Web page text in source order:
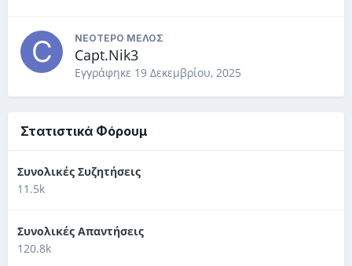
ΝΕΌΤΕΡΟ ΜΈΛΟΣ
Capt.Nik3
Εγγράφηκε 19 Δεκεμβρίου, 2025
Στατιστικά Φόρουμ
Συνολικές Συζητήσεις
11.5k
Συνολικές Απαντήσεις
120.8k